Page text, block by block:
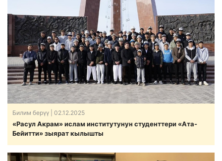
Билим берүү | 02.12.2025
«Расул Акрам» ислам институтунун студенттери «Ата-
Бейитти» зыярат кылышты